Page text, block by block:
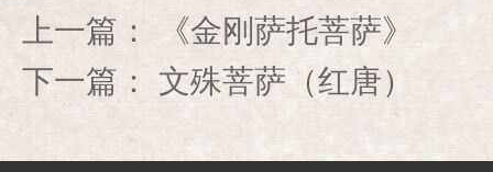
上一篇：
《金刚萨托菩萨》
下一篇： 文殊菩萨（红唐）